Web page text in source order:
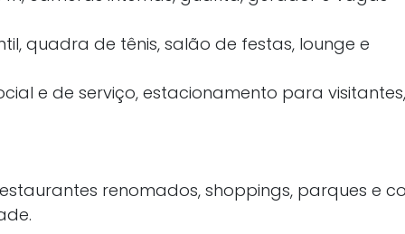
quadra de tênis, salão de festas, lounge e
e de serviço, estacionamento para visitantes,
renomados, shoppings, parques e